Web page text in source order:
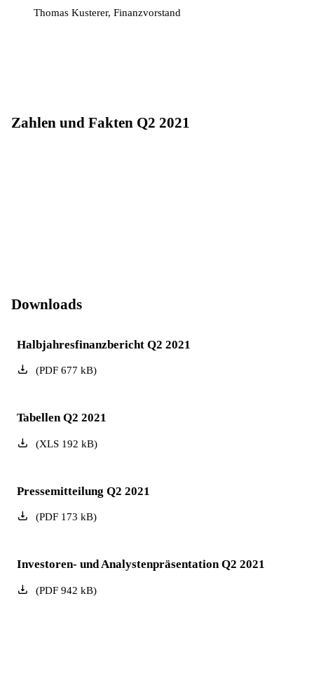
Thomas Kusterer, Finanzvorstand
Zahlen und Fakten Q2 2021
Downloads
Halbjahresfinanzbericht Q2 2021
(PDF677 kB)
Tabellen Q2 2021
(XLS192 kB)
Pressemitteilung Q2 2021
(PDF173 kB)
Investoren- und Analystenpräsentation Q2 2021
(PDF942 kB)